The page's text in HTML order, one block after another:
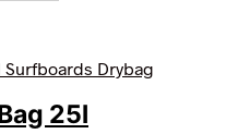
25l